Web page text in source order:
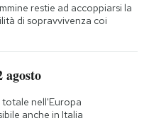
restie ad accoppiarsi la
di sopravvivenza coi
agosto
totale nell'Europa
anche in Italia